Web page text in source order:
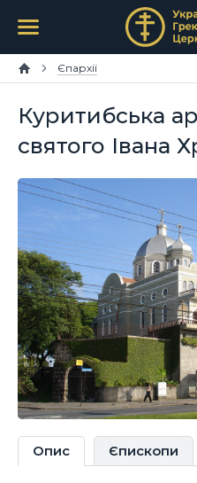
Єпархії
Куритибська
святого Івана
Опис Єпископи